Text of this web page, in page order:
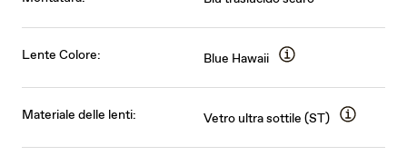
Lente Colore: Blue Hawaii
Materiale delle lenti: Vetro ultra sottile (ST)